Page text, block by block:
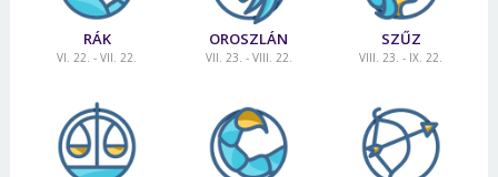
RÁK
VI. 22. - VII. 22.
OROSZLÁN
VII. 23. - VIII. 22.
SZŰZ
VIII. 23. - IX. 22.